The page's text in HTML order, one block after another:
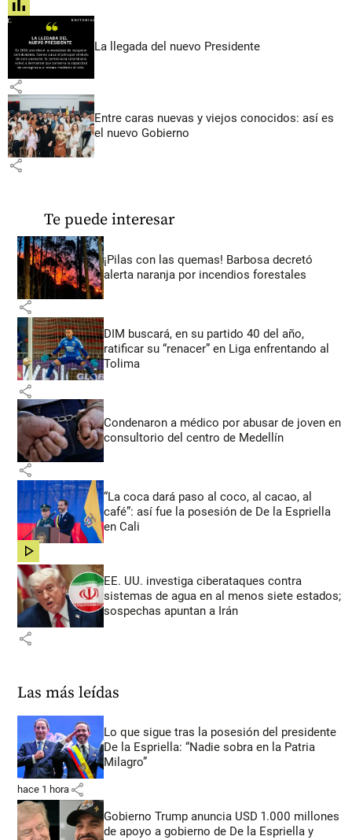
share
La llegada del nuevo Presidente
share
Entre caras nuevas y viejos conocidos: así es
el nuevo Gobierno
share
Te puede interesar
¡Pilas con las quemas! Barbosa decretó
alerta naranja por incendios forestales
share
DIM buscará, en su partido 40 del año,
ratificar su “renacer” en Liga enfrentando al
Tolima
share
Condenaron a médico por abusar de joven en
consultorio del centro de Medellín
share
“La coca dará paso al coco, al cacao, al
café”: así fue la posesión de De la Espriella
en Cali
share
EE. UU. investiga ciberataques contra
sistemas de agua en al menos siete estados;
sospechas apuntan a Irán
share
Las más leídas
Lo que sigue tras la posesión del presidente
De la Espriella: “Nadie sobra en la Patria
Milagro”
hace 1 hora share
Gobierno Trump anuncia USD 1.000 millones
de apoyo a gobierno de De la Espriella y